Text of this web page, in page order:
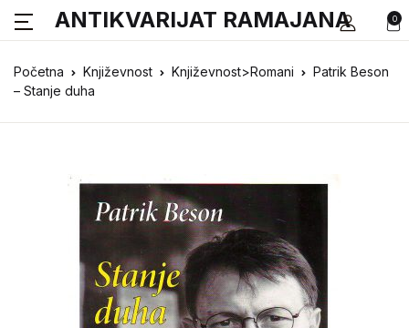
0
ANTIKVARIJAT RAMAJANA
Početna Književnost Književnost>Romani
Patrik Beson
– Stanje duha